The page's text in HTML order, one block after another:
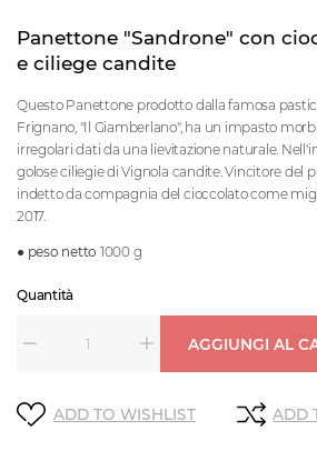
Panettone "Sandrone" con
e ciliege candite
Questo Panettone prodotto dalla famosa
Frignano, "Il Giamberlano", ha un impasto
irregolari dati da una lievitazione naturale.
golose ciliegie di Vignola candite. ​Vincitore del
indetto da compagnia del cioccolato come
2017.
● peso netto 1000 g
Quantità
AGGIUNGI AL
ADD TO WISHLIST ADD